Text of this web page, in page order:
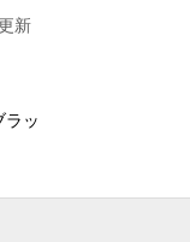
新
ラッ